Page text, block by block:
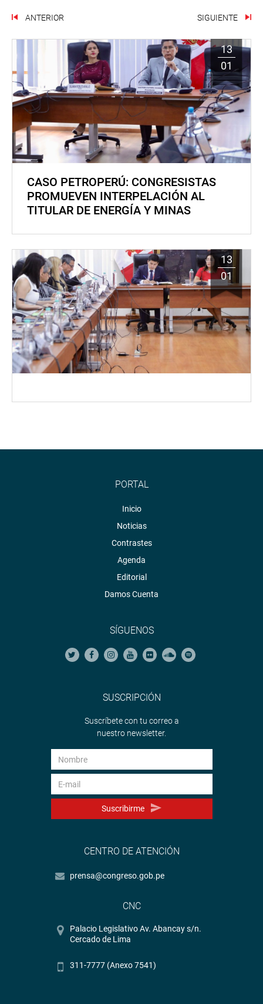
ANTERIOR SIGUIENTE
13
01
CASO PETROPERÚ: CONGRESISTAS
PROMUEVEN INTERPELACIÓN AL
TITULAR DE ENERGÍA Y MINAS
13
01
PORTAL
Inicio
Noticias
Contrastes
Agenda
Editorial
Damos Cuenta
SÍGUENOS
SUSCRIPCIÓN
Suscríbete con tu correo a
nuestro newsletter.
Suscribirme
CENTRO DE ATENCIÓN
prensa@congreso.gob.pe
CNC
Palacio Legislativo Av. Abancay s/n.
Cercado de Lima
311-7777 (Anexo 7541)